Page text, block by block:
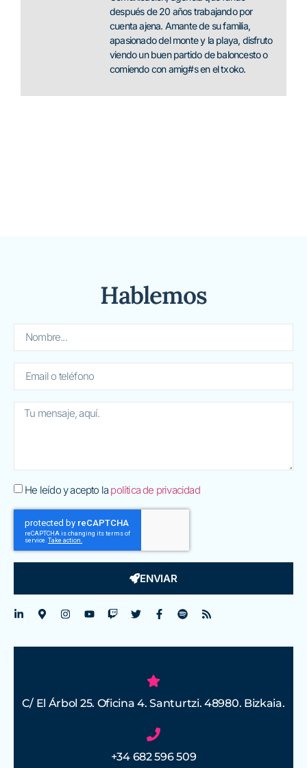
después de 20 años trabajando por
cuenta ajena. Amante de su familia,
apasionado del monte y la playa, disfruto
viendo un buen partido de baloncesto o
comiendo con amig#s en el txoko.
Hablemos
He leído y acepto la política de privacidad
ENVIAR
C/ El Árbol 25. Oficina 4. Santurtzi. 48980. Bizkaia.
+34 682 596 509